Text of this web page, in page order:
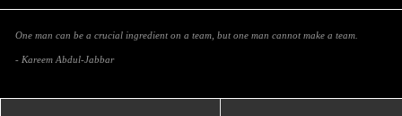
One man can be a crucial ingredient on a team, but one man cannot make a team.
- Kareem Abdul-Jabbar